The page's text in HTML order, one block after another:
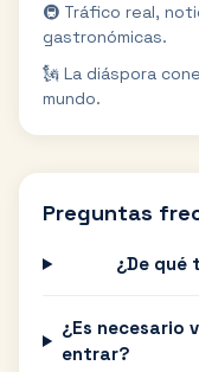
🚇 Tráfico real,
gastronómicas.
🗽 La diáspora
mundo.
Preguntas
¿De qué
¿Es necesario
entrar?